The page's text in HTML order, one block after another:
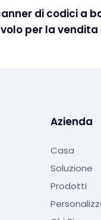
di codici a
per la
Azienda
Casa
Soluzione
Prodotti